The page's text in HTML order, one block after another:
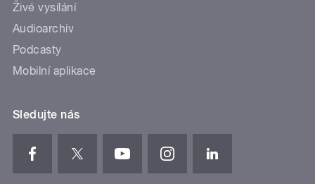
Živé vysílání
Audioarchiv
Podcasty
Mobilní aplikace
Sledujte nás